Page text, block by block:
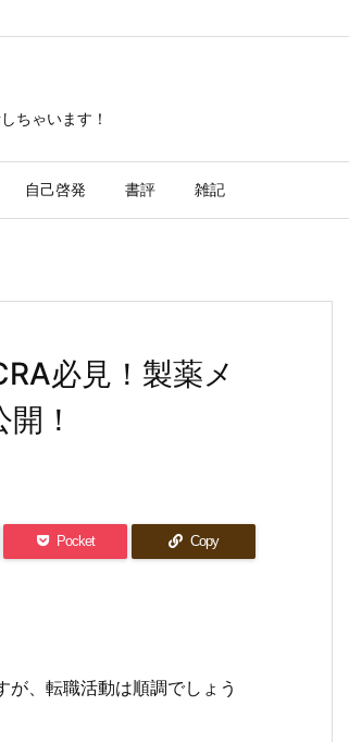
ちゃいます！
自己啓発 書評 雑記
必見！製薬メ
！
Pocket Copy
が、転職活動は順調でしょう